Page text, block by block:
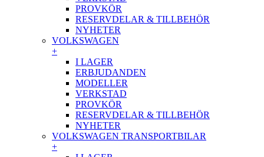
PROVKÖR
RESERVDELAR & TILLBEHÖR
NYHETER
VOLKSWAGEN
+
I LAGER
ERBJUDANDEN
MODELLER
VERKSTAD
PROVKÖR
RESERVDELAR & TILLBEHÖR
NYHETER
VOLKSWAGEN TRANSPORTBILAR
+